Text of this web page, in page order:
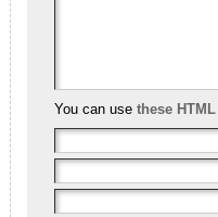
You can use these